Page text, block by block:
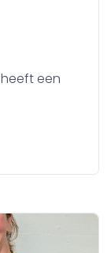
een